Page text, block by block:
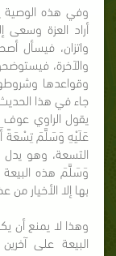
وفي هذه الوصية
أراد العزة وسعى
واتزان، فيسأل
والآخرة،
وقواعدها
جاء في هذا
يقول الراوي عوف
عَلَيْهِ وَسَلَّمَ تِسْعَةً
التسعة، وهو يدل
وَسَلَّمَ هذه البيعة
بها إلا الأخيار من
وهذا لا يمنع أن
البيعة على